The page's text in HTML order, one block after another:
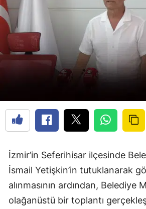
İzmir’in Seferihisar ilçesinde
İsmail Yetişkin’in tutuklanarak
alınmasının ardından, Belediye
olağanüstü bir toplantı